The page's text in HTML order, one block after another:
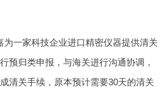
为一家科技企业进口精密仪器提供清关
预归类申报，与海关进行沟通协调，
清关手续，原本预计需要30天的清关